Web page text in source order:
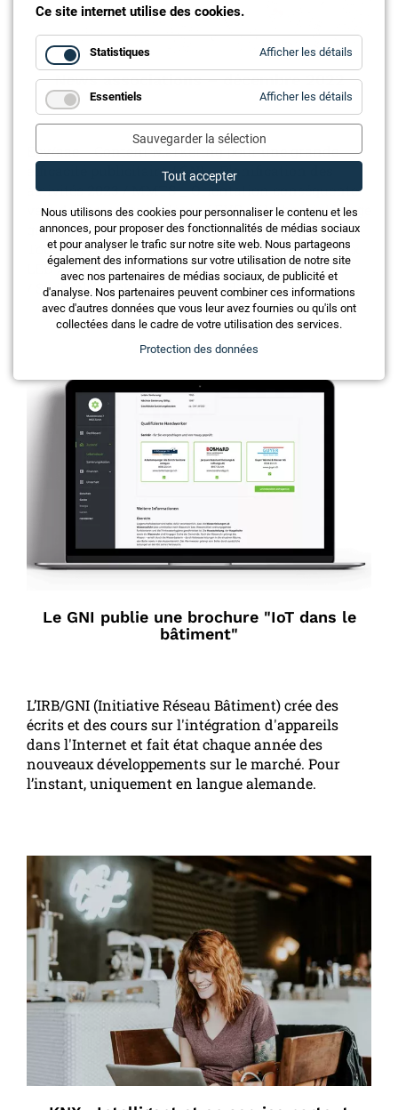
News associations – décembre 2022
Eev/aae _ Content Marketing pour une grande
efficacité publicitaire / GNI _ Planification des
activités 2023 / MMTS _ Orientation conséquente
vers des processus allégés / FVB _ Un bon éclairage
grâce à une installation professionnelle / SLG _
Tout n'est pas encore terminé avec le passage aux
LED / KNX Swiss _ Guide Secure en ligne
/ Swissolar _ Nouveaux plans de formation
Le GNI publie une brochure "IoT dans le
bâtiment"
L’IRB/GNI (Initiative Réseau Bâtiment) crée des
écrits et des cours sur l'intégration d'appareils
dans l'Internet et fait état chaque année des
nouveaux développements sur le marché. Pour
l’instant, uniquement en langue alemande.
Ce site internet utilise des cookies.
Statistiques Afficher les détails
Essentiels Afficher les détails
Sauvegarder la sélection
Tout accepter
Nous utilisons des cookies pour personnaliser le contenu et les
annonces, pour proposer des fonctionnalités de médias sociaux
et pour analyser le trafic sur notre site web. Nous partageons
également des informations sur votre utilisation de notre site
avec nos partenaires de médias sociaux, de publicité et
d'analyse. Nos partenaires peuvent combiner ces informations
avec d'autres données que vous leur avez fournies ou qu'ils ont
collectées dans le cadre de votre utilisation des services.
Protection des données